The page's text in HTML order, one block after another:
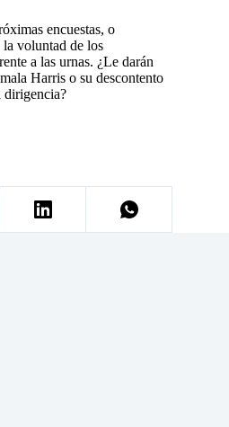
encuestas, o
la voluntad de los
a las urnas. ¿Le darán
Harris o su descontento
dirigencia?